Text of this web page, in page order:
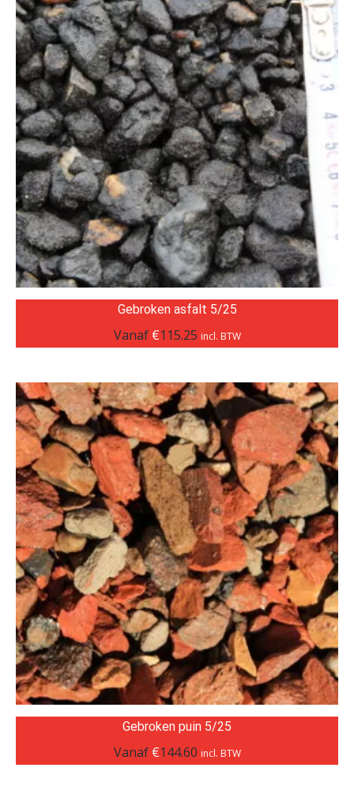
Gebroken asfalt 5/25
Vanaf €115.25 incl. BTW
Gebroken puin 5/25
Vanaf €144.60 incl. BTW